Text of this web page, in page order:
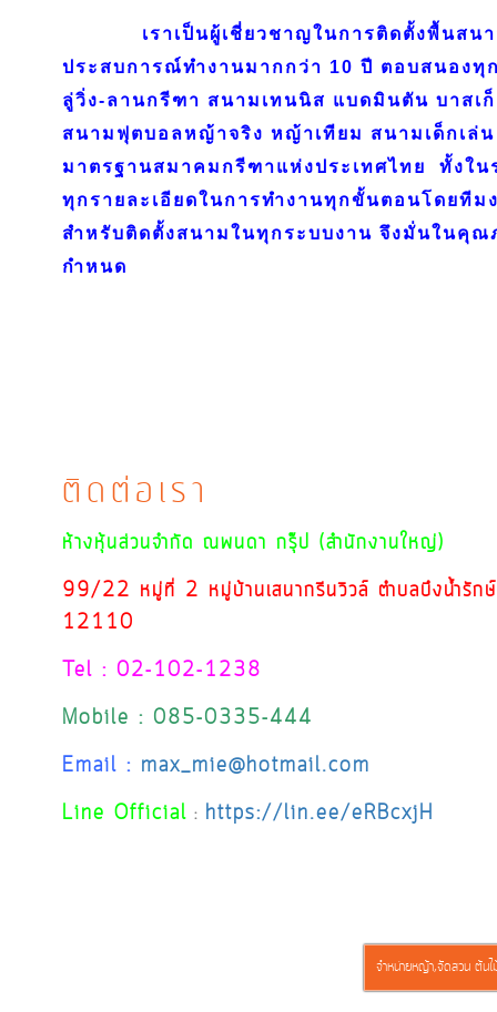
เราเป็นผู้เชี่ยวชาญในการติดตั้งพื้นสนา
ประสบการณ์ทำงานมากกว่า 10 ปี ตอบสนองทุ
ลู่วิ่ง-ลานกรีฑา สนามเทนนิส แบดมินตัน บาสเ
สนามฟุตบอลหญ้าจริง หญ้าเทียม สนามเด็กเล่
มาตรฐานสมาคมกรีฑาแห่งประเทศไทย ทั้งใ
ทุกรายละเอียดในการทำงานทุกขั้นตอนโดยที
สำหรับติดตั้งสนามในทุกระบบงาน จึงมั่นในคุ
กำหนด
ติดต่อเรา
ห้างหุ้นส่วนจำกัด ณพนดา กรุ๊ป (สำนักงานใหญ่)
99/22 หมู่ที่ 2 หมู่บ้านเสนากรีนวิวล์ ตำบลบึงน้ำรัก
12110
Tel : 02-102-1238
Mobile : 085-0335-444
Email : max_mie@hotmail.com
Line Official : https://lin.ee/eRBcxjH
จำหน่ายหญ้า,จัดสวน ต้น